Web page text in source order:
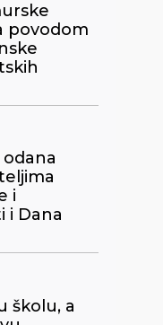
povodom
i
i Dana
školu, a